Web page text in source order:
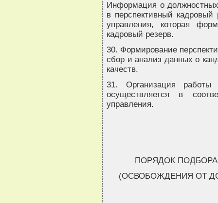
Информация о
в перспективный
управления, которая
кадровый резерв.
30. Формирование
сбор и анализ данных о
качеств.
31. Организация работы
осуществляется в
управления.
ПОРЯДОК
(ОСВОБОЖДЕНИЯ ОТ